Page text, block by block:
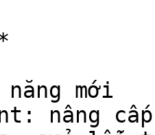
mới
nâng